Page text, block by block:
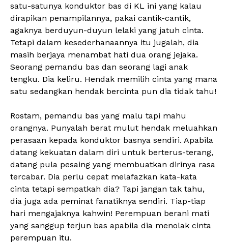
satu-satunya konduktor bas di KL ini yang kalau
dirapikan penampilannya, pakai cantik-cantik,
agaknya berduyun-duyun lelaki yang jatuh cinta.
Tetapi dalam kesederhanaannya itu jugalah, dia
masih berjaya menambat hati dua orang jejaka.
Seorang pemandu bas dan seorang lagi anak
tengku. Dia keliru. Hendak memilih cinta yang mana
satu sedangkan hendak bercinta pun dia tidak tahu!
Rostam, pemandu bas yang malu tapi mahu
orangnya. Punyalah berat mulut hendak meluahkan
perasaan kepada konduktor basnya sendiri. Apabila
datang kekuatan dalam diri untuk berterus-terang,
datang pula pesaing yang membuatkan dirinya rasa
tercabar. Dia perlu cepat melafazkan kata-kata
cinta tetapi sempatkah dia? Tapi jangan tak tahu,
dia juga ada peminat fanatiknya sendiri. Tiap-tiap
hari mengajaknya kahwin! Perempuan berani mati
yang sanggup terjun bas apabila dia menolak cinta
perempuan itu.